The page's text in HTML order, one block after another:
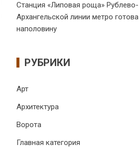
Станция «Липовая роща» Рублево-
Архангельской линии метро готова
наполовину
РУБРИКИ
Арт
Архитектура
Ворота
Главная категория